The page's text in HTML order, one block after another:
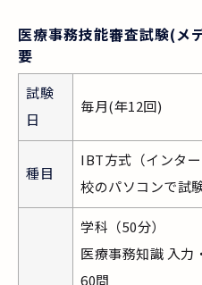
医療事務技能審査試験(メ
要
試験
日
毎月(年12回)
種目
IBT方式（インタ
校のパソコンで試
学科（50分）
医療事務知識 入
60問